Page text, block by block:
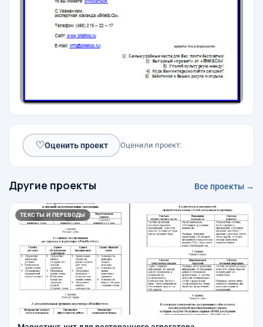
♡Оценить проект Оценили проект:
Другие проекты Все проекты →
ТЕКСТЫ И ПЕРЕВОДЫ